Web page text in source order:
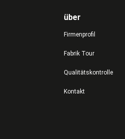
HF berührte die
über
Firmenprofil
Fabrik Tour
Qualitätskontrolle
Kontakt